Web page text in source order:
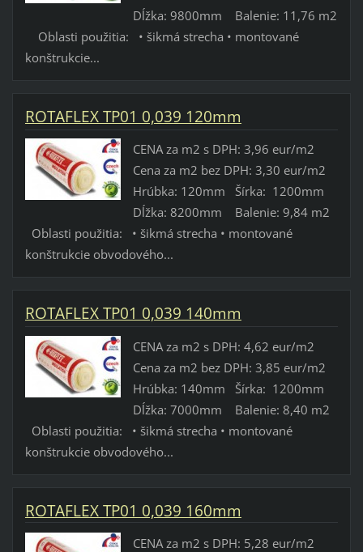
Dĺžka: 9800mm Balenie: 11,76 m2
Oblasti použitia: • šikmá strecha • montované
konštrukcie...
ROTAFLEX TP01 0,039 120mm
CENA za m2 s DPH: 3,96 eur/m2
Cena za m2 bez DPH: 3,30 eur/m2
Hrúbka: 120mm Šírka: 1200mm
Dĺžka: 8200mm Balenie: 9,84 m2
Oblasti použitia: • šikmá strecha • montované
konštrukcie obvodového...
ROTAFLEX TP01 0,039 140mm
CENA za m2 s DPH: 4,62 eur/m2
Cena za m2 bez DPH: 3,85 eur/m2
Hrúbka: 140mm Šírka: 1200mm
Dĺžka: 7000mm Balenie: 8,40 m2
Oblasti použitia: • šikmá strecha • montované
konštrukcie obvodového...
ROTAFLEX TP01 0,039 160mm
CENA za m2 s DPH: 5,28 eur/m2